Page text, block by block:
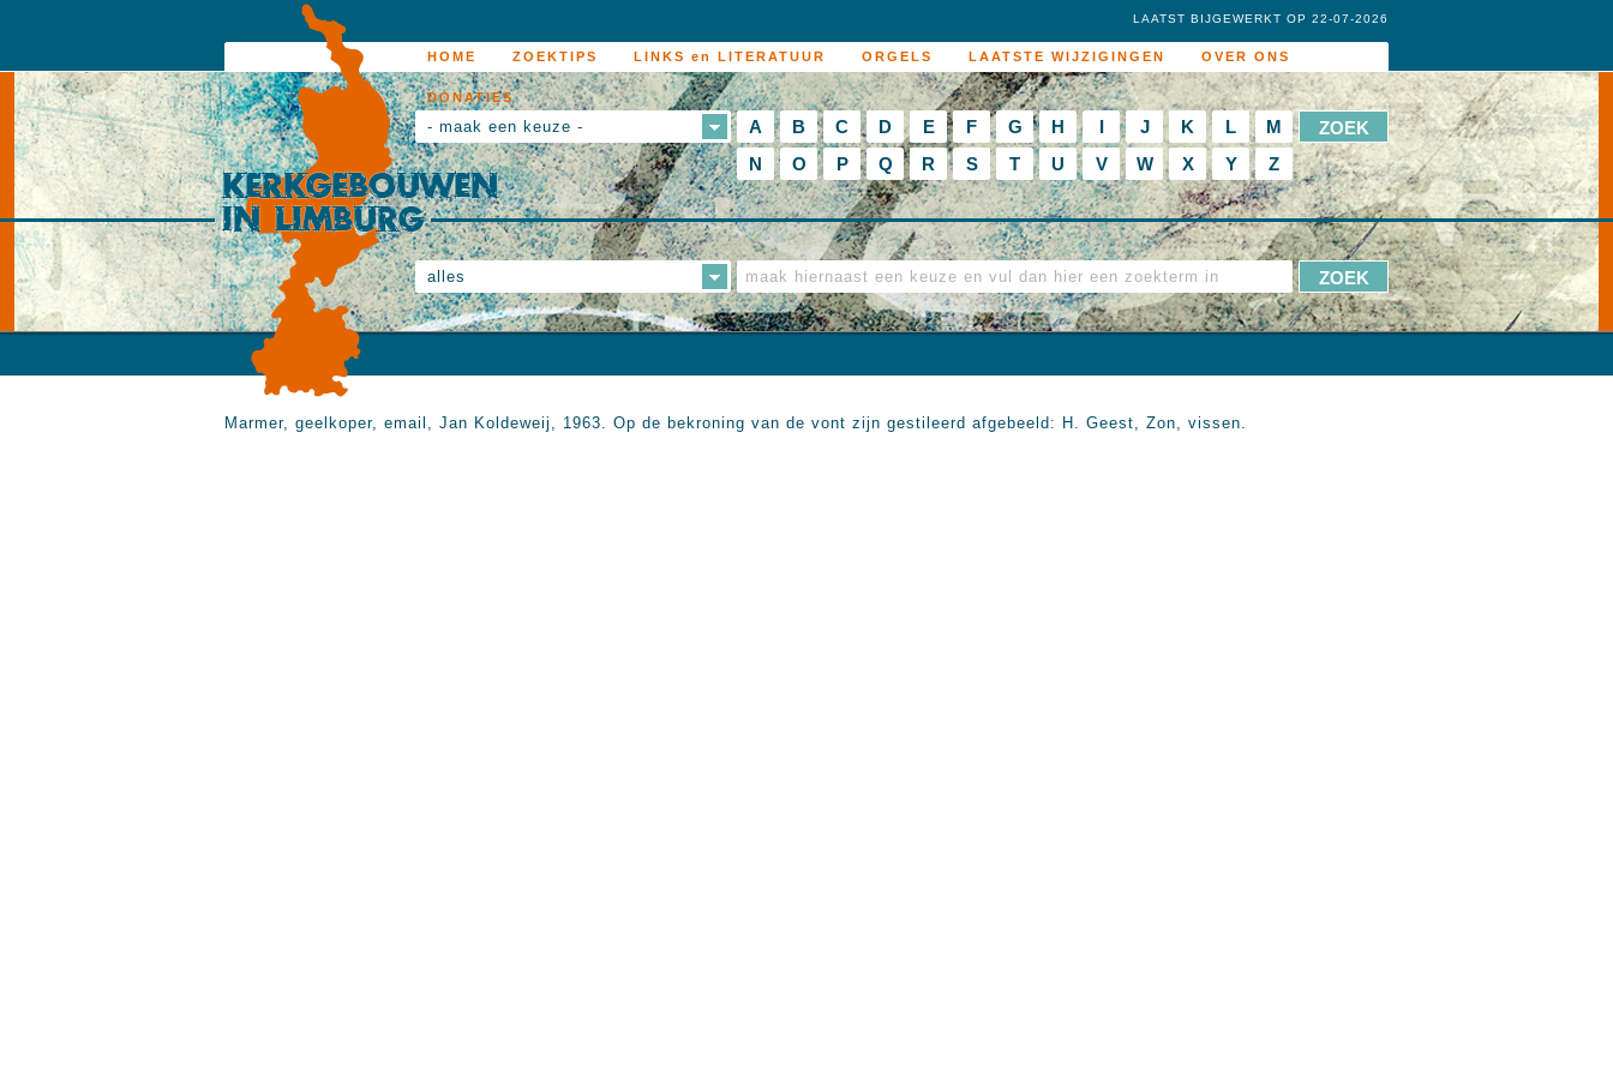
HOME ZOEKTIPS LINKS en LITERATUUR ORGELS LAATSTE WIJZIGINGEN OVER ONS
DONATIES
LAATST BIJGEWERKT OP 22-07-2026
- maak een keuze - A B C D E F G H I J K L
M
N
O P Q R S T U V W X Y Z
alles
Marmer, geelkoper, email, Jan Koldeweij, 1963. Op de bekroning van de vont zijn gestileerd afgebeeld: H. Geest, Zon, vissen.